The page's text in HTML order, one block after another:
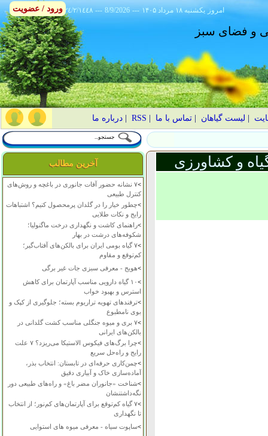
٢٤/٢/١٤٤٨ --- 8/9/2026 --- ۱۴۰۵ يکشنبه ۱۸ مرداد امروز
و فضای سبز
لیست گیاهان |تماس با ما RSS
|درباره ما
آخرین مطالب
>
۷ نشانه حضور آفات جانوری در باغچه و روش‌های
کنترل طبیعی
>چطور خیار را در گلدان پرمحصول کنیم؟ اشتباهات
رایج و نکات طلایی
>راهنمای کاشت و نگهداری درخت ماگنولیا؛
شکوفه‌های درشت در بهار
>
۷ گیاه بومی ایران برای بالکن‌های آفتاب‌گیر؛
کم‌توقع و مقاوم
>هویج - معرفی سبزی جات غیر برگی
>
۱۰ گیاه دارویی مناسب آپارتمان برای کاهش
استرس و بهبود خواب
>ترفندهای تهویه تراریوم بسته؛ جلوگیری از کپک و
بوی نامطبوع
>
۷ بری و میوه جنگلی مناسب کشت گلدانی در
بالکن‌های ایرانی
>
چرا برگ‌های فیکوس الاستیکا می‌ریزد؟ ۷ علت
رایج و راه‌حل سریع
>چمن‌کاری حرفه‌ای در تابستان: انتخاب بذر،
آماده‌سازی خاک و آبیاری دقیق
>شناخت «جانوران مضر باغ» و راه‌های طبیعی دور
نگه‌داشتنشان
>
۷ گیاه کم‌توقع برای آپارتمان‌های کم‌نور؛ از انتخاب
تا نگهداری
>ساپوت سیاه - معرفی میوه های استوایی
و کشاورزی
ورود / عضویت